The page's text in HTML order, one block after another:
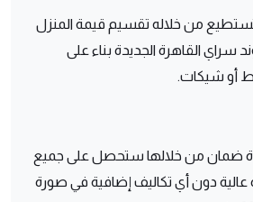
من خلاله تقسيم قيمة المنزل
سراي القاهرة الجديدة بناء على
أو شيكات.
ضمان من خلالها ستحصل على جميع
عالية دون أي تكاليف إضافية في صورة